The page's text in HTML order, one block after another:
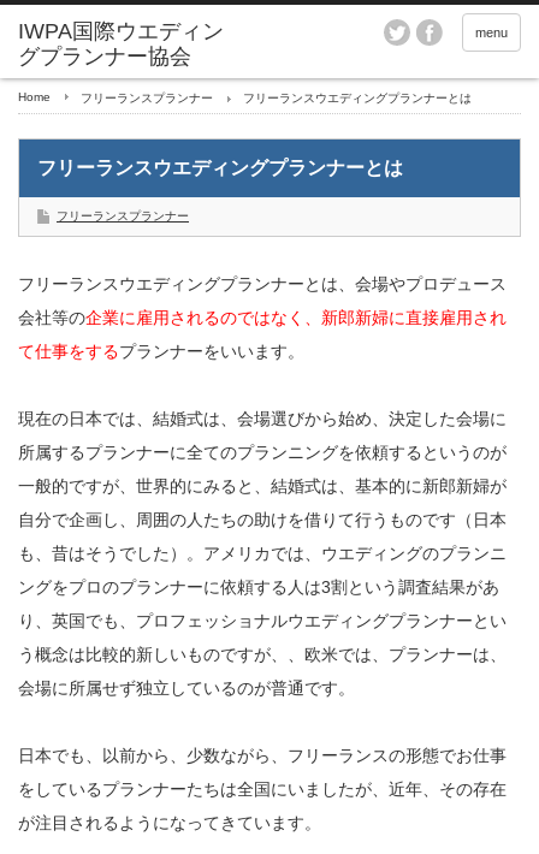
menu
Home フリーランスプランナー フリーランスウエディングプランナーとは
フリーランスウエディングプランナーとは
フリーランスプランナー
フリーランスウエディングプランナーとは、会場やプロデュース
会社等の企業に雇用されるのではなく、新郎新婦に直接雇用され
て仕事をするプランナーをいいます。
現在の日本では、結婚式は、会場選びから始め、決定した会場に
所属するプランナーに全てのプランニングを依頼するというのが
一般的ですが、世界的にみると、結婚式は、基本的に新郎新婦が
自分で企画し、周囲の人たちの助けを借りて行うものです（日本
も、昔はそうでした）。アメリカでは、ウエディングのプランニ
ングをプロのプランナーに依頼する人は3割という調査結果があ
り、英国でも、プロフェッショナルウエディングプランナーとい
う概念は比較的新しいものですが、、欧米では、プランナーは、
会場に所属せず独立しているのが普通です。
日本でも、以前から、少数ながら、フリーランスの形態でお仕事
をしているプランナーたちは全国にいましたが、近年、その存在
が注目されるようになってきています。